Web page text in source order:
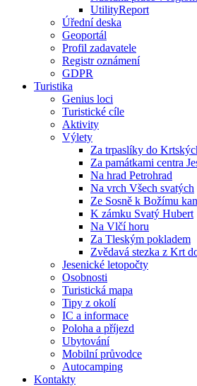
UtilityReport
Úřední deska
Geoportál
Profil zadavatele
Registr oznámení
GDPR
Turistika
Genius loci
Turistické cíle
Aktivity
Výlety
Za trpaslíky do
Za památkami centra
Na hrad Petrohrad
Na vrch Všech svatých
Ze Sosně k Božímu
K zámku Svatý Hubert
Na Vlčí horu
Za Tleským pokladem
Zvědavá stezka z Krt
Jesenické letopočty
Osobnosti
Turistická mapa
Tipy z okolí
IC a informace
Poloha a příjezd
Ubytování
Mobilní průvodce
Autocamping
Kontakty